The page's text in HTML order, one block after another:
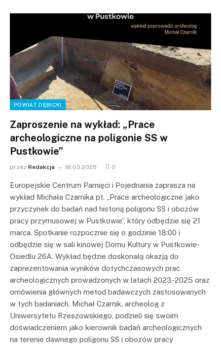
POWIAT DĘBICKI
Zaproszenie na wykład: „Prace
archeologiczne na poligonie SS w
Pustkowie”
przez Redakcja 18.03.2025 0
Europejskie Centrum Pamięci i Pojednania zaprasza na
wykład Michała Czarnika pt. „Prace archeologiczne jako
przyczynek do badań nad historią poligonu SS i obozów
pracy przymusowej w Pustkowie”, który odbędzie się 21
marca. Spotkanie rozpocznie się o godzinie 18:00 i
odbędzie się w sali kinowej Domu Kultury w Pustkowie-
Osiedlu 26A. Wykład będzie doskonałą okazją do
zaprezentowania wyników dotychczasowych prac
archeologicznych prowadzonych w latach 2023-2025 oraz
omówienia głównych metod badawczych zastosowanych
w tych badaniach. Michał Czarnik, archeolog z
Uniwersytetu Rzeszowskiego, podzieli się swoim
doświadczeniem jako kierownik badań archeologicznych
na terenie dawnego poligonu SS i obozów pracy